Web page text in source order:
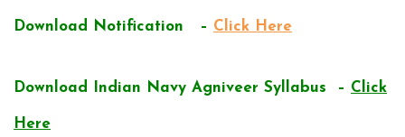
Download Notification – Click Here
Download Indian Navy Agniveer Syllabus – Click
Here